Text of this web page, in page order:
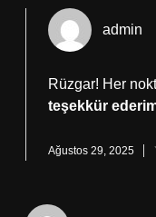
admin
Rüzgar! Her
teşekkür
Ağustos 29, 2025